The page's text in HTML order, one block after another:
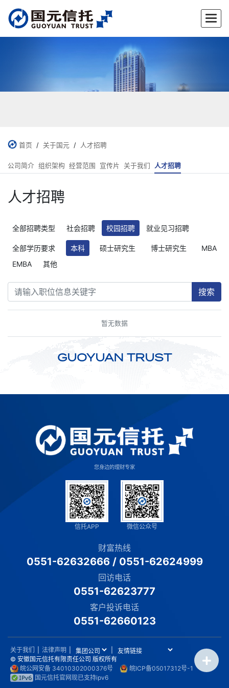
✕
首页 / 关于国元 / 人才招聘
公司简介 组织架构 经营范围 宣传片 关于我们 人才招聘
人才招聘
全部招聘类型 社会招聘 校园招聘 就业见习招聘
全部学历要求 本科 硕士研究生 博士研究生
MBA
EMBA
其他
搜索
暂无数据
GUOYUAN TRUST
您身边的理财专家
信托APP 微信公众号
财富热线
0551-62632666/ 0551-62624999
回访电话
0551-62623777
客户投诉电话
0551-62660123
关于我们 法律声明
© 安徽国元信托有限责任公司 版权所有
皖公网安备 34010302000376号
皖ICP备05017312号-1
国元信托官网现已支持ipv6